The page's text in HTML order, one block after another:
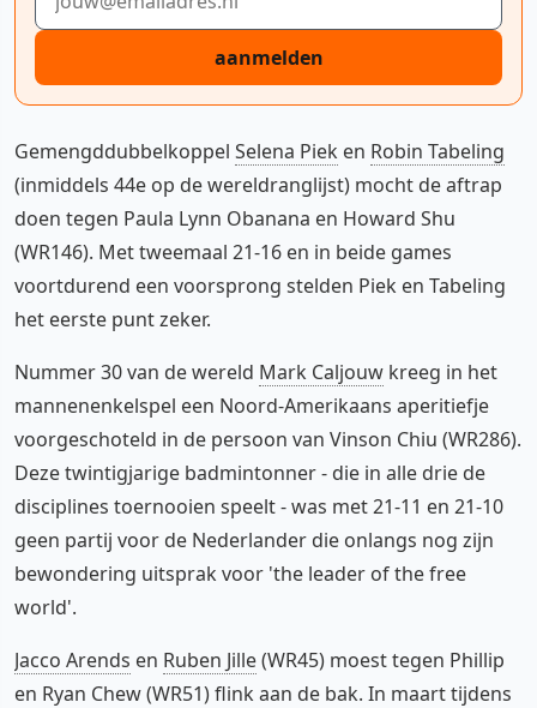
aanmelden
Gemengddubbelkoppel Selena Piek en Robin Tabeling
(inmiddels 44e op de wereldranglijst) mocht de aftrap
doen tegen Paula Lynn Obanana en Howard Shu
(WR146). Met tweemaal 21-16 en in beide games
voortdurend een voorsprong stelden Piek en Tabeling
het eerste punt zeker.
Nummer 30 van de wereld Mark Caljouw kreeg in het
mannenenkelspel een Noord-Amerikaans aperitiefje
voorgeschoteld in de persoon van Vinson Chiu (WR286).
Deze twintigjarige badmintonner - die in alle drie de
disciplines toernooien speelt - was met 21-11 en 21-10
geen partij voor de Nederlander die onlangs nog zijn
bewondering uitsprak voor 'the leader of the free
world'.
Jacco Arends en Ruben Jille(WR45) moest tegen Phillip
en Ryan Chew (WR51) flink aan de bak. In maart tijdens